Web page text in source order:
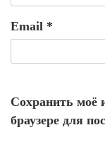
Email *
Сохранить моё
браузере для